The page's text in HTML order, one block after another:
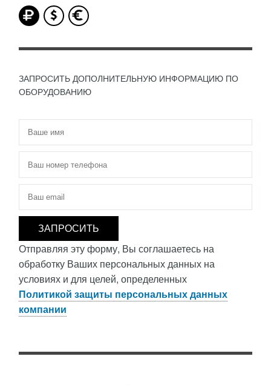
ЗАПРОСИТЬ ДОПОЛНИТЕЛЬНУЮ ИНФОРМАЦИЮ ПО
ОБОРУДОВАНИЮ
Имя
Телефон
Электронная почта
Отправляя эту форму, Вы соглашаетесь на
обработку Ваших персональных данных на
условиях и для целей, определенных
Политикой защиты персональных данных
компании